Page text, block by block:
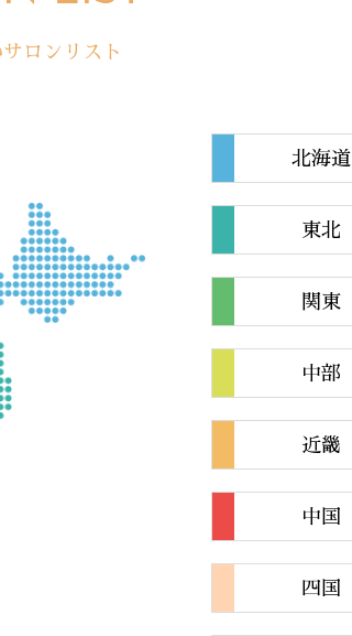
ロンリスト
北海道
東北
関東
中部
近畿
中国
四国